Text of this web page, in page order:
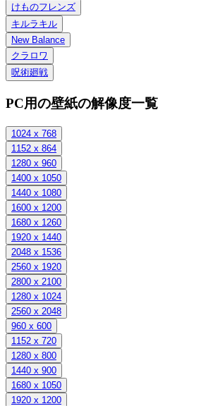
けものフレンズ
キルラキル
New Balance
クラロワ
呪術廻戦
PC用の壁紙の解像度一覧
1024 x 768
1152 x 864
1280 x 960
1400 x 1050
1440 x 1080
1600 x 1200
1680 x 1260
1920 x 1440
2048 x 1536
2560 x 1920
2800 x 2100
1280 x 1024
2560 x 2048
960 x 600
1152 x 720
1280 x 800
1440 x 900
1680 x 1050
1920 x 1200